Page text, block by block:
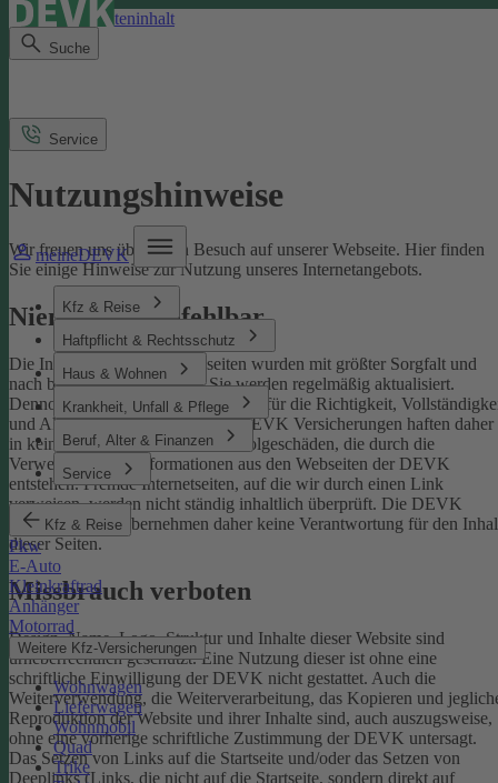
Direkt zum Seiteninhalt
Suche
meineDEVK
Kfz & Reise
Haftpflicht & Rechtsschutz
Haus & Wohnen
Krankheit, Unfall & Pflege
Beruf, Alter & Finanzen
Service
Kfz & Reise
Pkw
E-Auto
Kleinkraftrad
Anhänger
Motorrad
Weitere Kfz-Versicherungen
Wohnwagen
Lieferwagen
Wohnmobil
Quad
Trike
Service
Nutzungshinweise
Wir freuen uns über Ihren Besuch auf unserer Webseite. Hier finden
Sie einige Hinweise zur Nutzung unseres Internetangebots.
Niemand ist unfehlbar
Die Inhalte der DEVK-Webseiten wurden mit größter Sorgfalt und
nach bestem Wissen erstellt. Sie werden regelmäßig aktualisiert.
Dennoch können wir keine Gewähr für die Richtigkeit,
und Aktualität übernehmen. Die DEVK Versicherungen haften daher
in keinem Fall für Schäden oder Folgeschäden, die durch die
Verwendung von Informationen aus den Webseiten der DEVK
entstehen. Fremde Internetseiten, auf die wir durch einen Link
verweisen, werden nicht ständig inhaltlich überprüft. Die DEVK
Versicherungen übernehmen daher keine Verantwortung für den
dieser Seiten.
Missbrauch verboten
Design, Name, Logo, Struktur und Inhalte dieser Website sind
urheberrechtlich geschützt. Eine Nutzung dieser ist ohne eine
schriftliche Einwilligung der DEVK nicht gestattet. Auch die
Weiterverwendung, die Weiterverarbeitung, das Kopieren und
Reproduktion der Website und ihrer Inhalte sind, auch auszugsweise,
ohne eine vorherige schriftliche Zustimmung der DEVK untersagt.
Das Setzen von Links auf die Startseite und/oder das Setzen von
Deeplinks (Links, die nicht auf die Startseite, sondern direkt auf